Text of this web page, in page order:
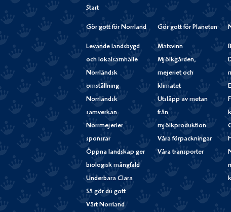
Start
Gör gott för Norrland
Levande landsbygd
och lokalsamhälle
Norrländsk
omställning
Norrländsk
samverkan
Norrmejerier
sponsrar
Öppna landskap ger
biologisk mångfald
Underbara Clara
Så gör du gott
Vårt Norrland
Gör gott för Planeten
Matsvinn
Mjölkgården,
mejeriet och
klimatet
Utsläpp av metan
från
mjölkproduktion
Våra förpackningar
Våra transporter